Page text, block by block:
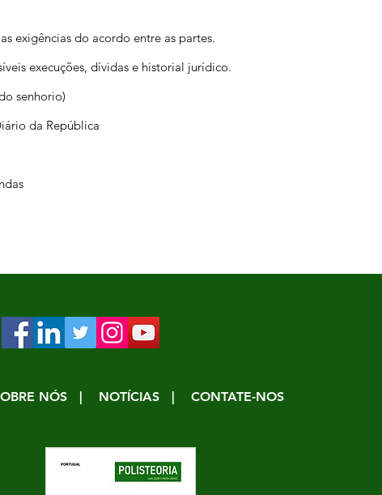
exigências do acordo entre as partes.
execuções, dívidas e historial jurídico.
senhorio)
da República
NÓS | NOTÍCIAS | CONTATE-NOS